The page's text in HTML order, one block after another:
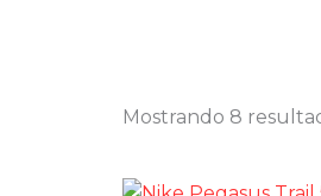
Mostrando 8